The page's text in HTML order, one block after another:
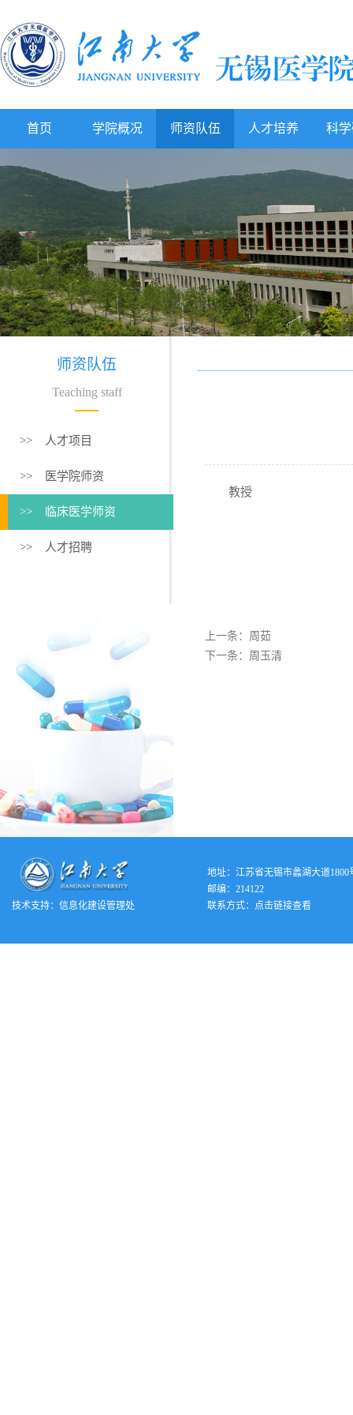
首页 学院概况 师资队伍 人才培养 科
师资队伍
Teaching staff
>> 人才项目
>> 医学院师资
>> 临床医学师资
>> 人才招聘
教授
上一条： 周茹
下一条： 周玉清
技术支持： 信息化建设管理处
地址：江苏省无锡市蠡湖大道1800
邮编：214122
联系方式：
点击链接查看